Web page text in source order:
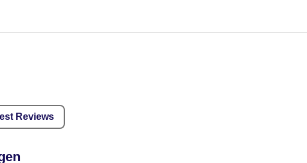
Reviews